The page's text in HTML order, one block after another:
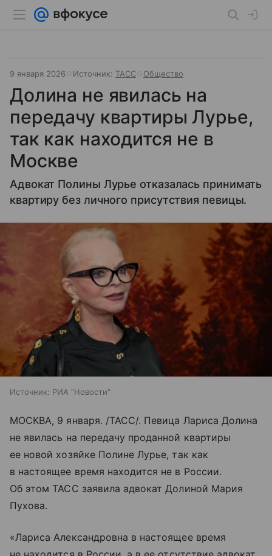
9 января 2026 Источник: ТАСС Общество
Долина не явилась на
передачу квартиры Лурье,
так как находится не в
Москве
Адвокат Полины Лурье отказалась принимать
квартиру без личного присутствия певицы.
Источник: РИА "Новости"
МОСКВА, 9 января. /ТАСС/. Певица Лариса Долина
не явилась на передачу проданной квартиры
ее новой хозяйке Полине Лурье, так как
в настоящее время находится не в России.
Об этом ТАСС заявила адвокат Долиной Мария
Пухова.
«Лариса Александровна в настоящее время